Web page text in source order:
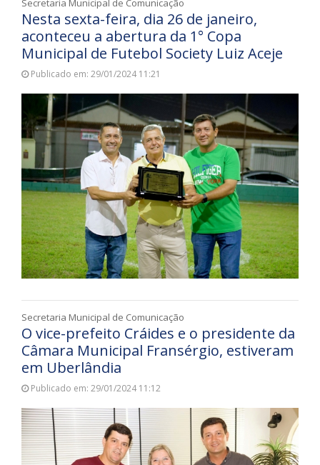
Secretaria Municipal de Comunicação
Nesta sexta-feira, dia 26 de janeiro,
aconteceu a abertura da 1° Copa
Municipal de Futebol Society Luiz Aceje
Publicado em: 29/01/2024 11:21
Secretaria Municipal de Comunicação
O vice-prefeito Cráides e o presidente da
Câmara Municipal Fransérgio, estiveram
em Uberlândia
Publicado em: 29/01/2024 11:12